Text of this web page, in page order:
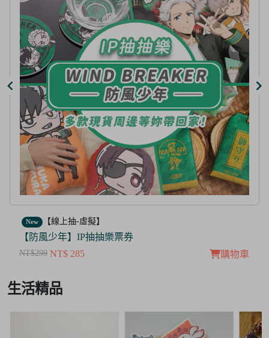
New 【線上抽-虛擬】
【防風少年】IP抽抽樂票券
NT$299 NT$ 285
購物車
2
生活精品